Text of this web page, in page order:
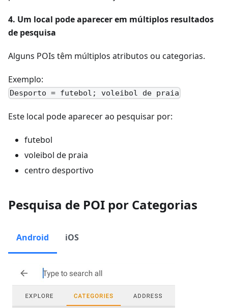
4. Um local pode aparecer em múltiplos resultados
de pesquisa
Alguns POIs têm múltiplos atributos ou categorias.
Exemplo:
Desporto = futebol; voleibol de praia
Este local pode aparecer ao pesquisar por:
futebol
voleibol de praia
centro desportivo
Pesquisa de POI por Categorias
Android iOS